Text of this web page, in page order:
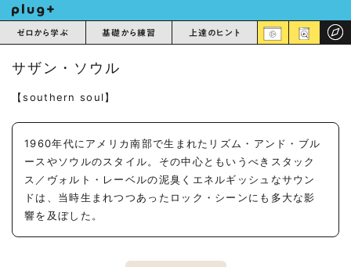
ゼロから学ぶ 基礎から練習 上達のヒント
サザン・ソウル
【southern soul】
1960年代にアメリカ南部で生まれたリズム・アンド・ブル
ースやソウルのスタイル。その中心ともいうべきスタック
ス／ヴォルト・レーベルの泥臭くエネルギッシュなサウン
ドは、当時生まれつつあったロック・シーンにも多大な影
響を及ぼした。